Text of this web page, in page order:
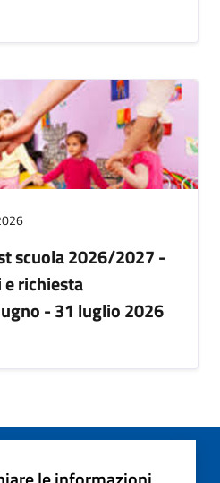
scuola 2026/2027 -
richiesta
- 31 luglio 2026